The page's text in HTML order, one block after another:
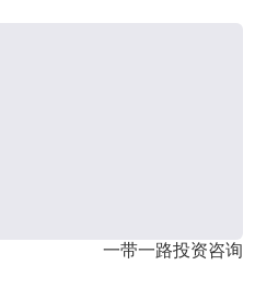
一带一路投资咨询